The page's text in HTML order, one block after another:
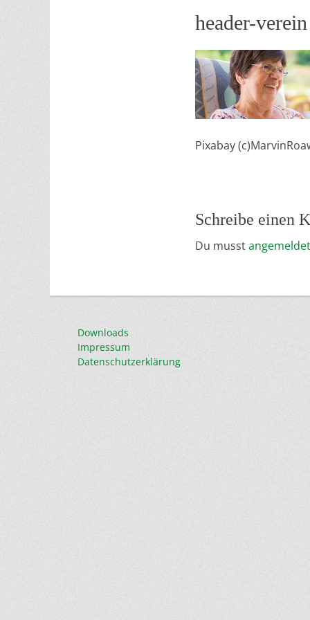
header-verein
Pixabay
Schreibe einen
Du musstangemeldet
Downloads
Impressum
Datenschutzerklärung